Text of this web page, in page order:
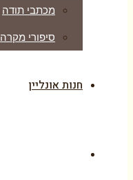
מכתבי תודה
סיפורי מקרה
חנות אונליין